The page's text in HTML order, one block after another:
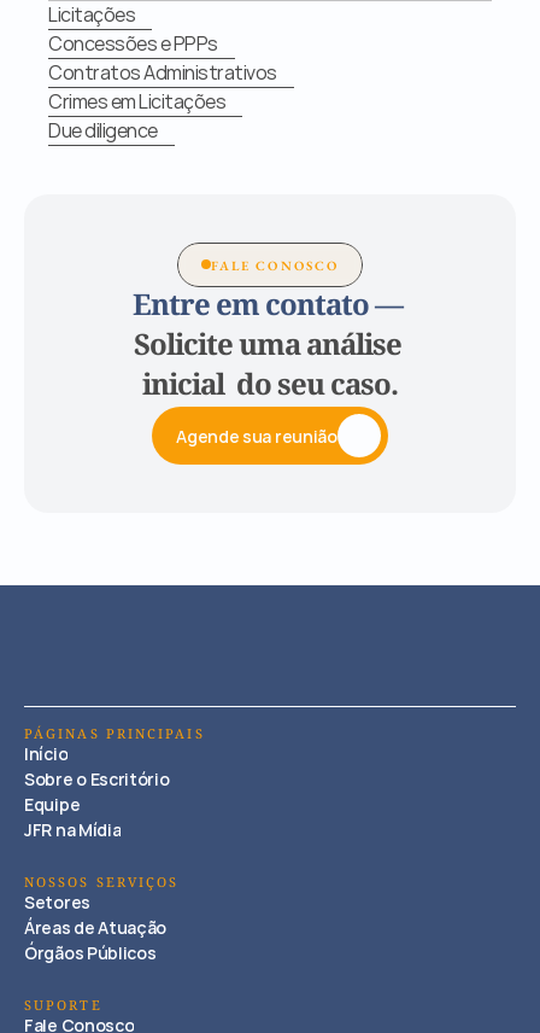
Licitações
Concessões e PPPs
Contratos Administrativos
Crimes em Licitações
Due diligence
FALE CONOSCO
Entre em contato —
Solicite uma análise
inicial  do seu caso.
Agende sua reunião
PÁGINAS PRINCIPAIS
Início
Sobre o Escritório
Equipe
JFR na Mídia
NOSSOS SERVIÇOS
Setores
Áreas de Atuação
Órgãos Públicos
SUPORTE
Fale Conosco